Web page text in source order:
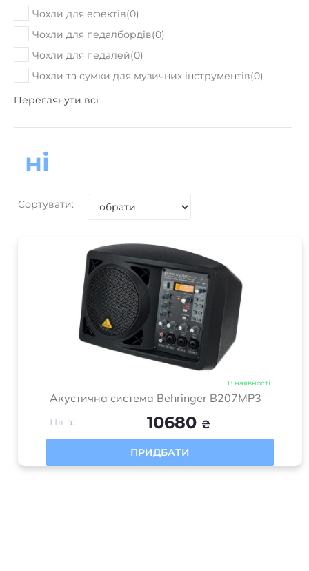
Чохли для ефектів(0)
Чохли для педалбордів(0)
Чохли для педалей(0)
Чохли та сумки для музичних інструментів(0)
Переглянути всі
ні
Сортувати:
В наявності
Акустична система Behringer B207MP3
Ціна: 10680 ₴
ПРИДБАТИ